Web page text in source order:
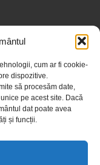
cum ar fi cookie-
dispozitive.
să procesăm date,
pe acest site. Dacă
dat poate avea
și funcții.